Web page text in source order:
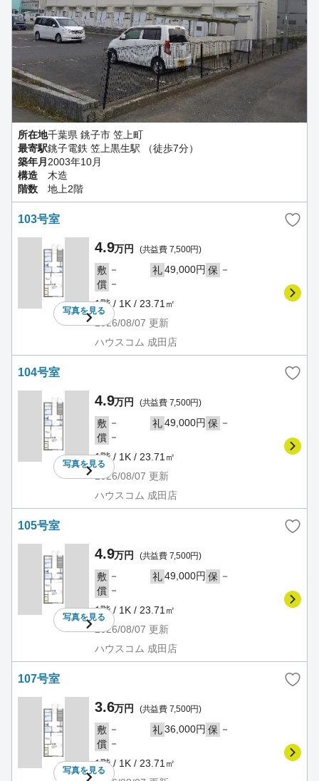
所在地千葉県 銚子市 笠上町
最寄駅銚子電鉄 笠上黒生駅 （徒歩7分）
築年月 2003年10月
構造
木造
階数
地上2階
103号室
写真を見る
4.9万円 (共益費 7,500円)
敷 － 礼49,000円 保 －
償 －
1階 / 1K / 23.71㎡
2026/08/07 更新
ハウスコム 成田店
104号室
写真を見る
4.9万円 (共益費 7,500円)
敷 － 礼49,000円 保 －
償 －
1階 / 1K / 23.71㎡
2026/08/07 更新
ハウスコム 成田店
105号室
写真を見る
4.9万円 (共益費 7,500円)
敷 － 礼49,000円 保 －
償 －
1階 / 1K / 23.71㎡
2026/08/07 更新
ハウスコム 成田店
107号室
写真を見る
3.6万円 (共益費 7,500円)
敷 － 礼36,000円 保 －
償 －
1階 / 1K / 23.71㎡